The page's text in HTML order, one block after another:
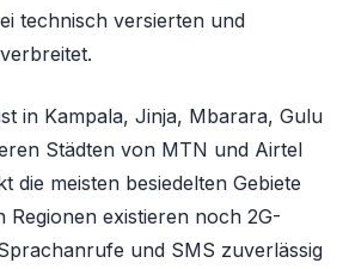
technisch versierten und
in Kampala, Jinja, Mbarara, Gulu
Städten von MTN und Airtel
die meisten besiedelten Gebiete
Regionen existieren noch 2G-
und SMS zuverlässig